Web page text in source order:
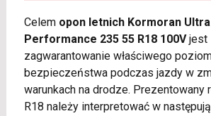
Celem opon letnich Kormoran
Performance 235 55 R18 100Vjest
zagwarantowanie właściwego
bezpieczeństwa podczas jazdy w
warunkach na drodze. Prezentowany
R18 należy interpretować w